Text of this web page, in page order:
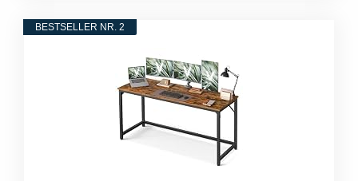
BESTSELLER NR. 2